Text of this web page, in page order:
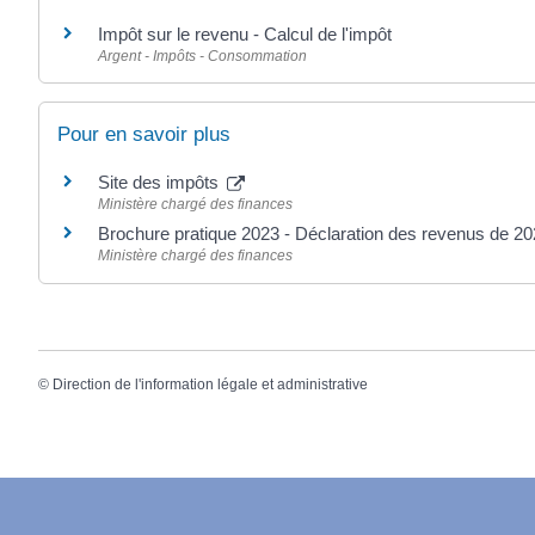
Impôt sur le revenu - Calcul de l'impôt
Argent - Impôts - Consommation
Pour en savoir plus
Site des impôts
Ministère chargé des finances
Brochure pratique 2023 - Déclaration des revenus de
Ministère chargé des finances
© Direction de l'information légale et administrative